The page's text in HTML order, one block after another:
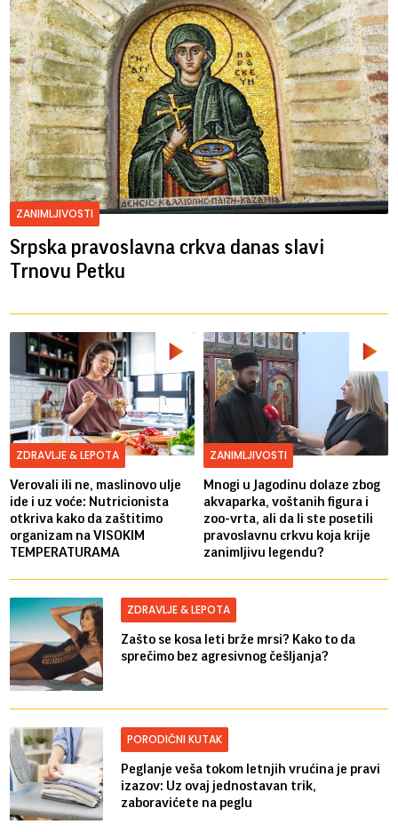
ZANIMLJIVOSTI
Srpska pravoslavna crkva danas slavi
Trnovu Petku
ZDRAVLJE & LEPOTA
Verovali ili ne, maslinovo ulje
ide i uz voće: Nutricionista
otkriva kako da zaštitimo
organizam na VISOKIM
TEMPERATURAMA
ZANIMLJIVOSTI
Mnogi u Jagodinu dolaze zbog
akvaparka, voštanih figura i
zoo-vrta, ali da li ste posetili
pravoslavnu crkvu koja krije
zanimljivu legendu?
ZDRAVLJE & LEPOTA
Zašto se kosa leti brže mrsi? Kako to da
sprečimo bez agresivnog češljanja?
PORODIČNI KUTAK
Peglanje veša tokom letnjih vrućina je pravi
izazov: Uz ovaj jednostavan trik,
zaboravićete na peglu